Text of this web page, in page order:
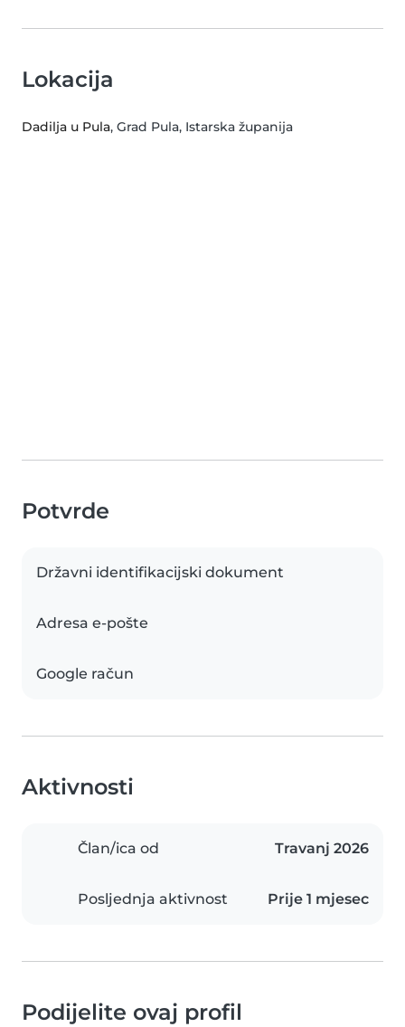
Lokacija
Dadilja u Pula, Grad Pula, Istarska županija
Potvrde
Državni identifikacijski dokument
Adresa e-pošte
Google račun
Aktivnosti
Član/ica od Travanj 2026
Posljednja aktivnost Prije 1 mjesec
Podijelite ovaj profil